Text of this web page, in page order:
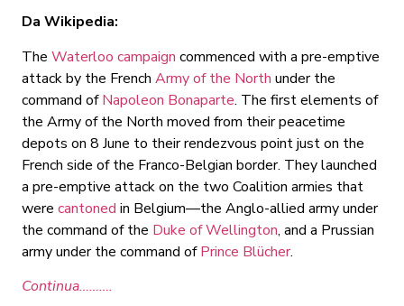
Da Wikipedia:
The Waterloo campaign commenced with a pre-emptive
attack by the French Army of the North under the
command ofNapoleon Bonaparte. The first elements of
the Army of the North moved from their peacetime
depots on 8 June to their rendezvous point just on the
French side of the Franco-Belgian border. They launched
a pre-emptive attack on the two Coalition armies that
were cantoned in Belgium—the Anglo-allied army under
the command of the Duke of Wellington, and a Prussian
army under the command ofPrince Blücher.
Continua……….